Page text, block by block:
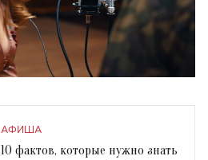
АФИША
10 фактов, которые нужно знать